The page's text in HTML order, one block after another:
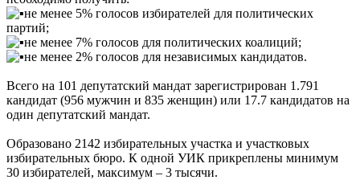
не менее 5% голосов избирателей для политических
партий;
не менее 7% голосов для политических коалиций;
не менее 2% голосов для независимых кандидатов.
Всего на 101 депутатский мандат зарегистрирован 1.791
кандидат (956 мужчин и 835 женщин) или 17.7 кандидатов на
один депутатский мандат.
Образовано 2142 избирательных участка и участковых
избирательных бюро. К одной УИК прикреплены минимум
30 избирателей, максимум – 3 тысячи.